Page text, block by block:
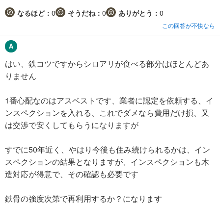
なるほど： 0 そうだね： 0 ありがとう： 0
この回答が不快なら
はい、鉄コツですからシロアリが食べる部分はほとんどあ
りません
1番心配なのはアスベストです、業者に認定を依頼する、イ
ンスペクションを入れる、これでダメなら費用だけ損、又
は交渉で安くしてもらうになりますが
すでに50年近く、やはり今後も住み続けられるかは、イン
スペクションの結果となりますが、インスペクションも木
造対応が得意で、その確認も必要です
鉄骨の強度次第で再利用するか？になります